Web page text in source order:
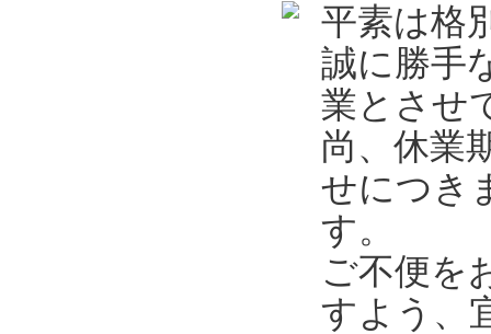
平素は格
誠に勝手
業とさせ
尚、休業
せにつき
す。
ご不便を
すよう、